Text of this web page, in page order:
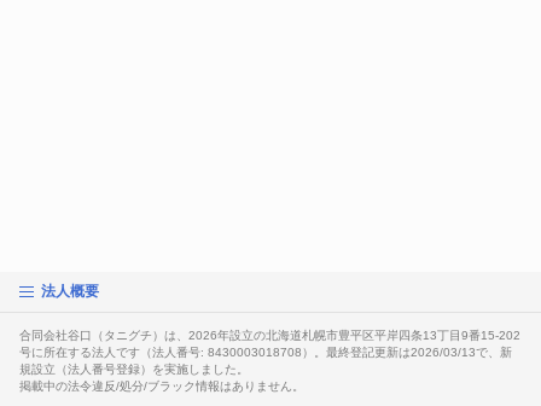
法人概要
合同会社谷口（タニグチ）は、2026年設立の北海道札幌市豊平区平岸四条13丁目9番15-202
号に所在する法人です（法人番号: 8430003018708）。最終登記更新は2026/03/13で、新
規設立（法人番号登録）を実施しました。
掲載中の法令違反/処分/ブラック情報はありません。